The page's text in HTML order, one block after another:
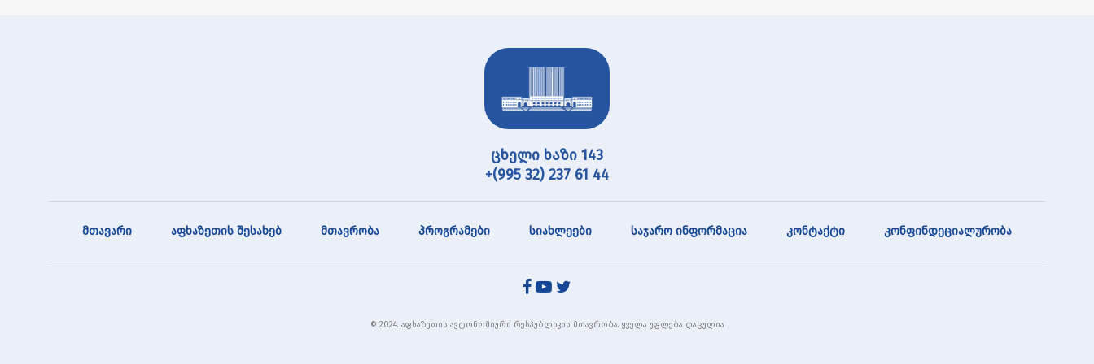
ცხელი ხაზი 143
+(995 32) 237 61 44
მთავარი აფხაზეთის შესახებ მთავრობა პროგრამები სიახლეები საჯარო ინფორმაცია კონტაქტი კონფინდეციალურობა
© 2024. აფხაზეთის ავტონომიური რესპუბლიკის მთავრობა. ყველა უფლება დაცულია